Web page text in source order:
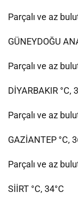
Parçalı ve az
GÜNEYDOĞU
Parçalı ve az
DİYARBAKIR °C,
Parçalı ve az
GAZİANTEP °C,
Parçalı ve az
SİİRT °C, 34°C